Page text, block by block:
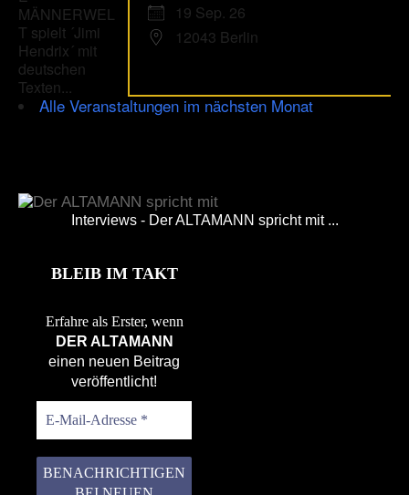
19 Sep. 26
12043 Berlin
Alle Veranstaltungen im nächsten Monat
Interviews - Der ALTAMANN spricht mit ...
BLEIB IM TAKT
Erfahre als Erster, wenn
DER ALTAMANN
einen neuen Beitrag
veröffentlicht!